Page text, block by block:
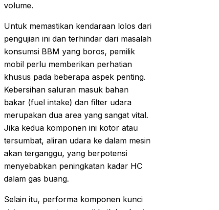
volume.
Untuk memastikan kendaraan lolos dari
pengujian ini dan terhindar dari masalah
konsumsi BBM yang boros, pemilik
mobil perlu memberikan perhatian
khusus pada beberapa aspek penting.
Kebersihan saluran masuk bahan
bakar (fuel intake) dan filter udara
merupakan dua area yang sangat vital.
Jika kedua komponen ini kotor atau
tersumbat, aliran udara ke dalam mesin
akan terganggu, yang berpotensi
menyebabkan peningkatan kadar HC
dalam gas buang.
Selain itu, performa komponen kunci